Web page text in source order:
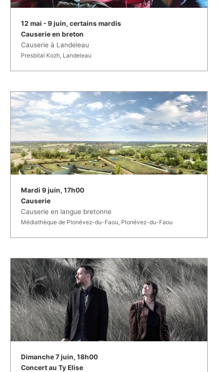
12 mai - 9 juin, certains mardis
Causerie en breton
Causerie à Landeleau
Presbital Kozh, Landeleau
Mardi 9 juin, 17h00
Causerie
Causerie en langue bretonne
Médiathèque de Plonévez-du-Faou, Plonévez-du-Faou
Dimanche 7 juin, 18h00
Concert au Ty Elise